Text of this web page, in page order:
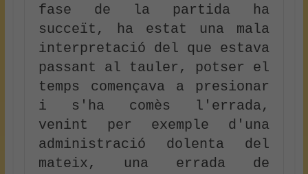
fase de la partida ha
succeït, ha estat una mala
interpretació del que estava
passant al tauler, potser el
temps començava a presionar
i s'ha comès l'errada,
venint per exemple d'una
administració dolenta del
mateix, una errada de